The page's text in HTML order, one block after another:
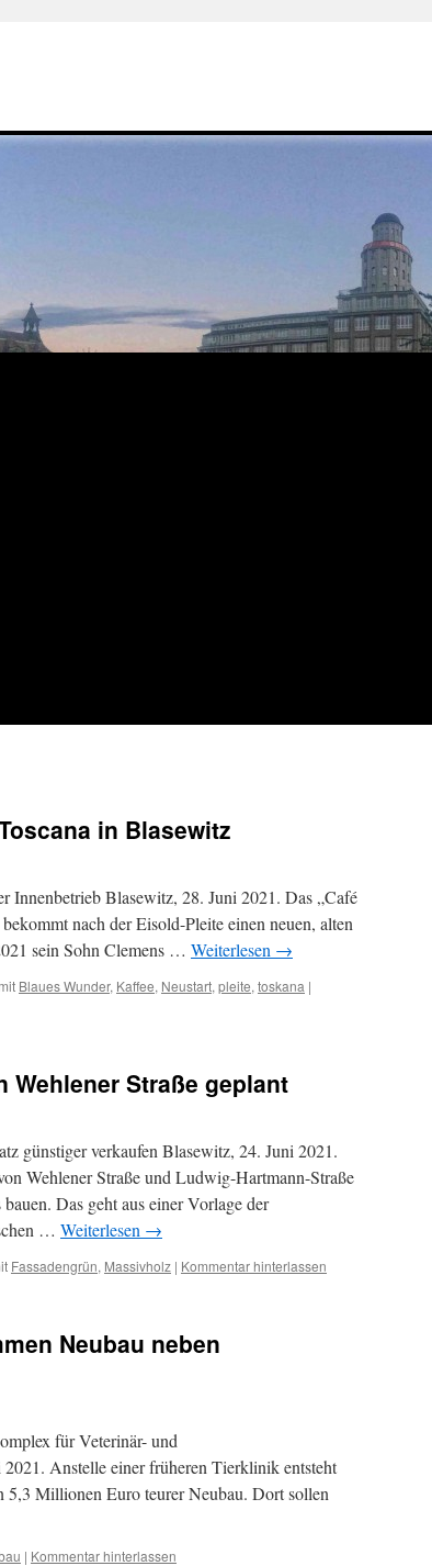
in Blasewitz
Innenbetrieb Blasewitz, 28. Juni 2021. Das „Café
nach der Eisold-Pleite einen neuen, alten
sein Sohn Clemens … Weiterlesen →
Blaues Wunder, Kaffee, Neustart, pleite, toskana |
Wehlener Straße geplant
günstiger verkaufen Blasewitz, 24. Juni 2021.
Wehlener Straße und Ludwig-Hartmann-Straße
Das geht aus einer Vorlage der
… Weiterlesen →
Fassadengrün, Massivholz | Kommentar hinterlassen
Neubau neben
für Veterinär- und
Anstelle einer früheren Tierklinik entsteht
5,3 Millionen Euro teurer Neubau. Dort sollen
| Kommentar hinterlassen